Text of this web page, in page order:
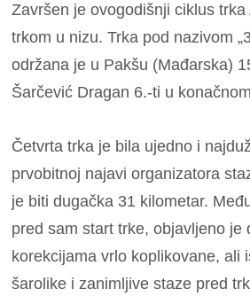
Završen je ovogodišnji ciklus
trkom u nizu. Trka pod nazivom
održana je u Pakšu (Mađarska)
Šarčević Dragan 6.-ti u
Četvrta trka je bila ujedno i
prvobitnoj najavi organizatora
je biti dugačka 31 kilometar.
pred sam start trke, objavljeno je
korekcijama vrlo koplikovane, ali
šarolike i zanimljive staze pred